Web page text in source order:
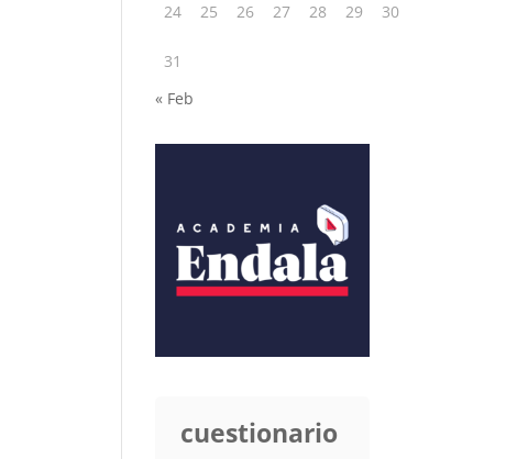
24 25 26 27 28 29 30
31
« Feb
cuestionario